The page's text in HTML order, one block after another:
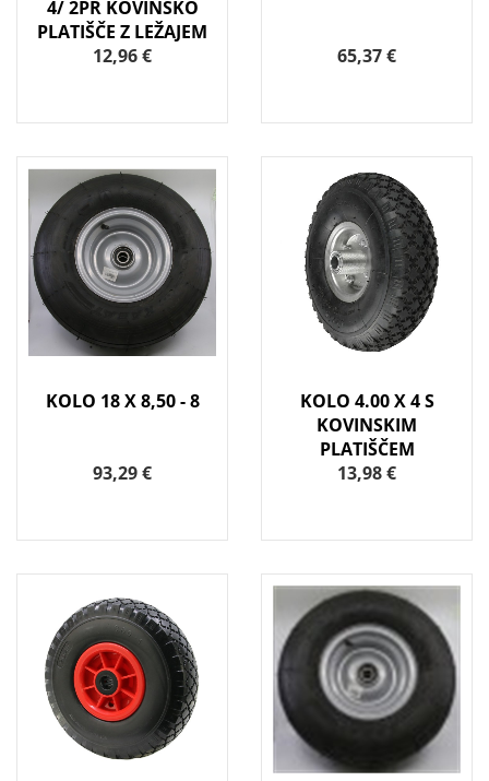
4/ 2PR KOVINSKO
PLATIŠČE Z LEŽAJEM
12,96 €
65,37 €
KOLO 18 X 8,50 - 8
93,29 €
KOLO 4.00 X 4 S
KOVINSKIM
PLATIŠČEM
13,98 €